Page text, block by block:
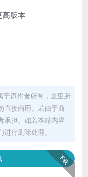
版本
原作者所有，这里所
直接商用。若由于商
承担。如若本站内容
行删除处理。
下载